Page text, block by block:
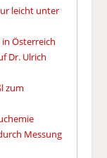
leicht unter
in Österreich
Dr. Ulrich
zum
Messung